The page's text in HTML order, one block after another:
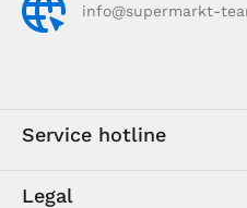
info@supermarkt-
Service hotline
Legal